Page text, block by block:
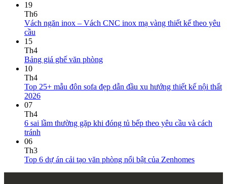
19
Th6
Vách ngăn inox – Vách CNC inox mạ vàng thiết kế theo yêu
cầu
15
Th4
Bảng giá ghế văn phòng
10
Th4
Top 25+ mẫu đôn sofa đẹp dẫn đầu xu hướng thiết kế nội thất
2026
07
Th4
6 sai lầm thường gặp khi đóng tủ bếp theo yêu cầu và cách
tránh
06
Th3
Top 6 dự án cải tạo văn phòng nổi bật của Zenhomes